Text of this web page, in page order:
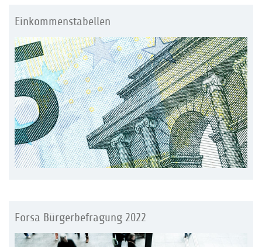
Einkommenstabellen
Forsa Bürgerbefragung 2022